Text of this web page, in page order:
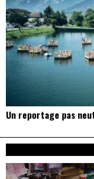
Un reportage pas